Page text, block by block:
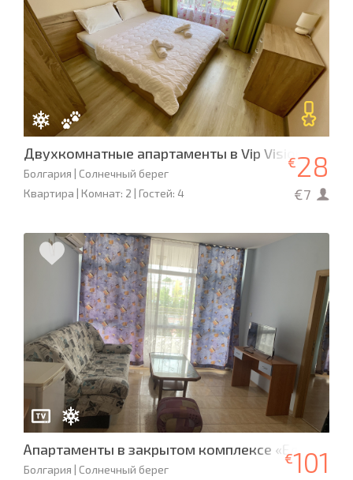
Двухкомнатные апартаменты в Vip Vision
Болгария | Солнечный берег
Квартира | Комнат: 2 | Гостей: 4
€28
€7
Апартаменты в закрытом комплексе «Елит 2»
Болгария | Солнечный берег
€101